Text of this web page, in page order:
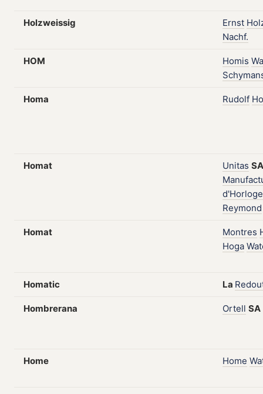
Holzweissig Ernst
Nachf.
HOM Homis
Homa Rudolf
Homat Unitas
Reymond
Homat Montres
Hoga
Homatic La
Hombrerana Ortell SA
Home Home